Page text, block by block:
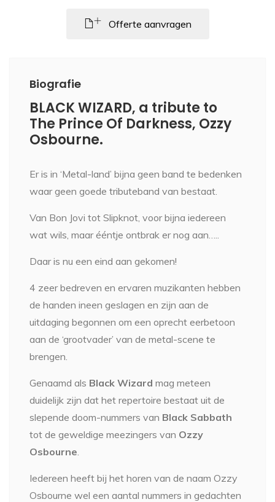
Offerte aanvragen
Biografie
BLACK WIZARD, a tribute to
The Prince Of Darkness, Ozzy
Osbourne.
Er is in ‘Metal-land’ bijna geen band te bedenken
waar geen goede tributeband van bestaat.
Van Bon Jovi tot Slipknot, voor bijna iedereen
wat wils, maar ééntje ontbrak er nog aan…..
Daar is nu een eind aan gekomen!
4 zeer bedreven en ervaren muzikanten hebben
de handen ineen geslagen en zijn aan de
uitdaging begonnen om een oprecht eerbetoon
aan de ‘grootvader’ van de metal-scene te
brengen.
Genaamd als Black Wizard mag meteen
duidelijk zijn dat het repertoire bestaat uit de
slepende doom-nummers van Black Sabbath
tot de geweldige meezingers van Ozzy
Osbourne
Iedereen heeft bij het horen van de naam Ozzy
Osbourne wel een aantal nummers in gedachten